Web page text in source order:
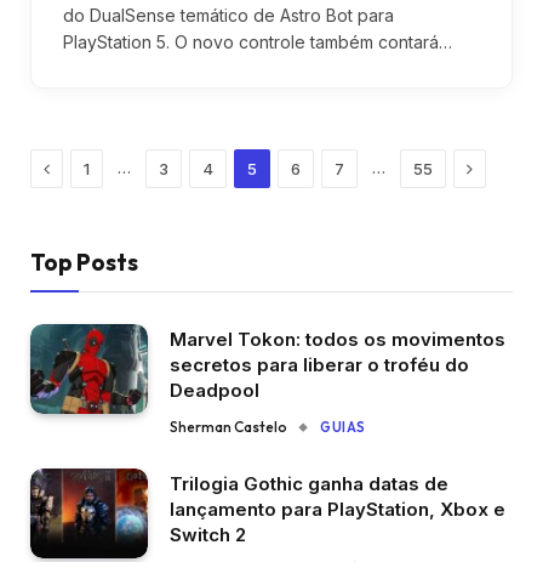
do DualSense temático de Astro Bot para
PlayStation 5. O novo controle também contará…
Previous
1 … 3 4 5 6 7 … 55 Next
Top Posts
Marvel Tokon: todos os movimentos
secretos para liberar o troféu do
Deadpool
Sherman Castelo GUIAS
Trilogia Gothic ganha datas de
lançamento para PlayStation, Xbox e
Switch 2